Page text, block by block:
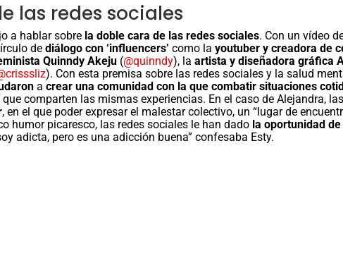
las redes sociales
a hablar sobre la doble cara de las redes sociales. Con un vídeo
dediálogo con ‘influencers’ como layoutuber y creadora de
Quinndy Akeju (@quinndy), laartista y diseñadora gráfica
). Con esta premisa sobre las redes sociales y la salud
acrear una comunidad con la que combatir situaciones
comparten las mismas experiencias. En el caso de Alejandra,
, en el que poder expresar el malestar colectivo, un “lugar de
humor picaresco, las redes sociales le han dado la oportunidad
adicta, pero es una adicción buena” confesaba Esty.